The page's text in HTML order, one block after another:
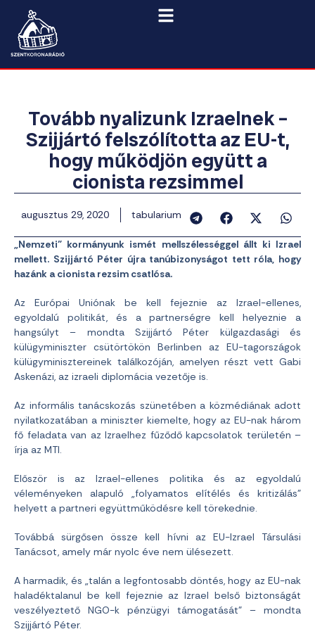
Tovább nyalizunk Izraelnek –
Szijjártó felszólította az EU-t,
hogy működjön együtt a
cionista rezsimmel
augusztus 29, 2020 tabularium
„Nemzeti” kormányunk ismét mellszélességgel állt ki Izrael
mellett. Szijjártó Péter újra tanúbizonyságot tett róla, hogy
hazánk a cionista rezsim csatlósa.
Az Európai Uniónak be kell fejeznie az Izrael-ellenes,
egyoldalú politikát, és a partnerségre kell helyeznie a
hangsúlyt – mondta Szijjártó Péter külgazdasági és
külügyminiszter csütörtökön Berlinben az EU-tagországok
külügyminisztereinek találkozóján, amelyen részt vett Gabi
Askenázi, az izraeli diplomácia vezetője is.
Az informális tanácskozás szünetében a közmédiának adott
nyilatkozatában a miniszter kiemelte, hogy az EU-nak három
fő feladata van az Izraelhez fűződő kapcsolatok területén –
írja az MTI.
Először is az Izrael-ellenes politika és az egyoldalú
véleményeken alapuló „folyamatos elítélés és kritizálás”
helyett a partneri együttműködésre kell törekednie.
Továbbá sürgősen össze kell hívni az EU-Izrael Társulási
Tanácsot, amely már nyolc éve nem ülésezett.
A harmadik, és „talán a legfontosabb döntés, hogy az EU-nak
haladéktalanul be kell fejeznie az Izrael belső biztonságát
veszélyeztető NGO-k pénzügyi támogatását” – mondta
Szijjártó Péter.